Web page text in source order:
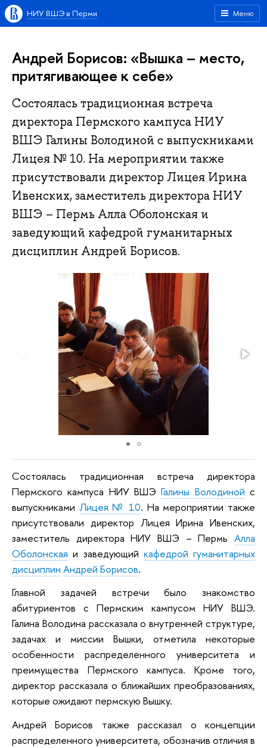
Меню
НИУ ВШЭ в Перми
Андрей Борисов: «Вышка – место,
притягивающее к себе»
Состоялась традиционная встреча
директора Пермского кампуса НИУ
ВШЭ Галины Володиной с выпускниками
Лицея № 10. На мероприятии также
присутствовали директор Лицея Ирина
Ивенских, заместитель директора НИУ
ВШЭ – Пермь Алла Оболонская и
заведующий кафедрой гуманитарных
дисциплин Андрей Борисов.
Состоялась традиционная встреча директора
Пермского кампуса НИУ ВШЭГалины Володиной с
выпускниками Лицея № 10. На мероприятии также
присутствовали директор Лицея Ирина Ивенских,
заместитель директора НИУ ВШЭ – Пермь Алла
Оболонская и заведующий кафедрой гуманитарных
дисциплин Андрей Борисов.
Главной задачей встречи было знакомство
абитуриентов с Пермским кампусом НИУ ВШЭ.
Галина Володина рассказала о внутренней структуре,
задачах и миссии Вышки, отметила некоторые
особенности распределенного университета и
преимущества Пермского кампуса. Кроме того,
директор рассказала о ближайших преобразованиях,
которые ожидают пермскую Вышку.
Андрей Борисов также рассказал о концепции
распределенного университета, обозначив отличия в